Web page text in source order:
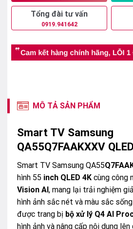
Tổng đài tư vấn
0919.941642
MÔ TẢ SẢN PHẨM
Smart TV Samsung
QA55Q7FAAKXXV
Smart TV Samsung QA55
hình 55 inch QLED 4K cùng công
Vision AI, mang lại trải nghiệm
hình ảnh sắc nét và màu sắc
được trang bị bộ xử lý Q4 AI
hình ảnh và nâng cấp nội dung lên